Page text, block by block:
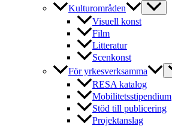
Kulturområden
Visuell konst
Film
Litteratur
Scenkonst
För yrkesverksamma
RESA katalog
Mobilitetsstipendium
Stöd till publicering
Projektanslag